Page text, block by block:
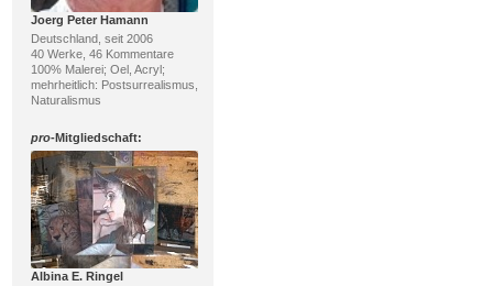
Joerg Peter Hamann
Deutschland, seit 2006
40 Werke, 46 Kommentare
100% Malerei; Oel, Acryl;
mehrheitlich: Postsurrealismus,
Naturalismus
pro-Mitgliedschaft:
Albina E. Ringel